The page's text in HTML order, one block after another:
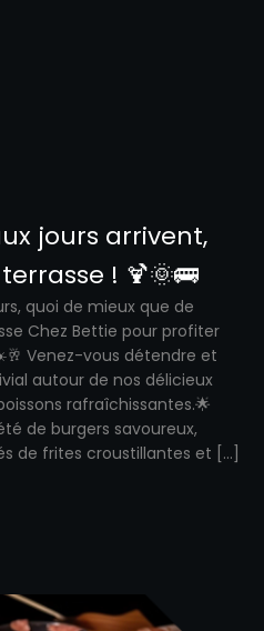
jours arrivent,
! 🍹🌞🚌
quoi de mieux que de
Chez Bettie pour profiter
Venez-vous détendre et
autour de nos délicieux
rafraîchissantes.🌟
de burgers savoureux,
de frites croustillantes et […]